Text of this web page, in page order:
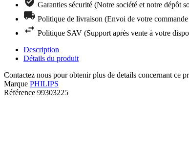
Garanties sécurité (Notre société et notre dépôt
Politique de livraison (Envoi de votre
Politique SAV (Support après vente à votre
Description
Détails du produit
Contactez nous pour obtenir plus de details concernant ce
Marque PHILIPS
Référence 99303225